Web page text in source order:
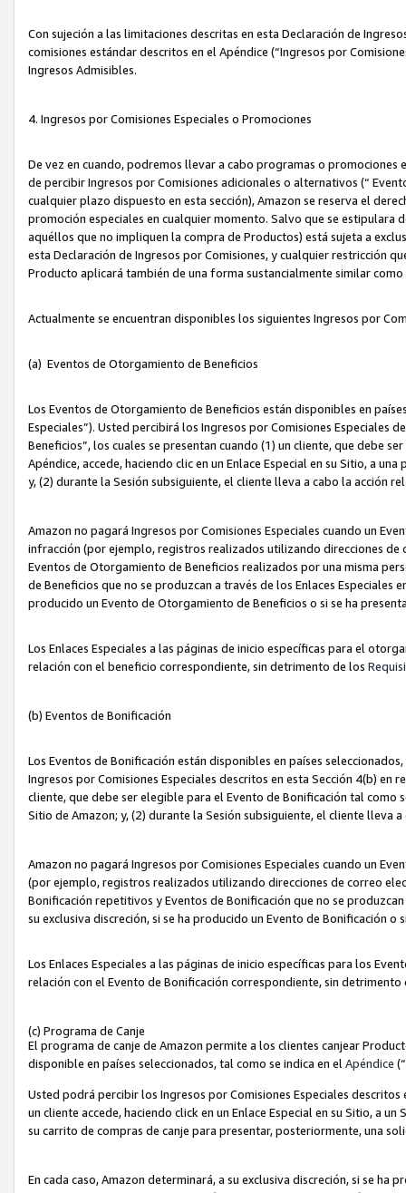
Con sujeción a las limitaciones descritas en esta Declaración de
comisiones estándar descritos en el Apéndice (“Ingresos por
Ingresos Admisibles.
4. Ingresos por Comisiones Especiales o Promociones
De vez en cuando, podremos llevar a cabo programas o
de percibir Ingresos por Comisiones adicionales o alternativos (“
cualquier plazo dispuesto en esta sección), Amazon se reserva el
promoción especiales en cualquier momento. Salvo que se
aquéllos que no impliquen la compra de Productos) está sujeta a
esta Declaración de Ingresos por Comisiones, y cualquier restricción
Producto aplicará también de una forma sustancialmente similar
Actualmente se encuentran disponibles los siguientes Ingresos por
(a) Eventos de Otorgamiento de Beneficios
Los Eventos de Otorgamiento de Beneficios están disponibles en
Especiales”). Usted percibirá los Ingresos por Comisiones Especiales
Beneficios”, los cuales se presentan cuando (1) un cliente, que debe
Apéndice, accede, haciendo clic en un Enlace Especial en su Sitio, a
y, (2) durante la Sesión subsiguiente, el cliente lleva a cabo la acción
Amazon no pagará Ingresos por Comisiones Especiales cuando un
infracción (por ejemplo, registros realizados utilizando direcciones
Eventos de Otorgamiento de Beneficios realizados por una misma
de Beneficios que no se produzcan a través de los Enlaces Especiales
producido un Evento de Otorgamiento de Beneficios o si se ha
Los Enlaces Especiales a las páginas de inicio específicas para el
relación con el beneficio correspondiente, sin detrimento de los
(b) Eventos de Bonificación
Los Eventos de Bonificación están disponibles en países
Ingresos por Comisiones Especiales descritos en esta Sección 4(b) en
cliente, que debe ser elegible para el Evento de Bonificación tal como
Sitio de Amazon; y, (2) durante la Sesión subsiguiente, el cliente lleva
Amazon no pagará Ingresos por Comisiones Especiales cuando un
(por ejemplo, registros realizados utilizando direcciones de correo
Bonificación repetitivos y Eventos de Bonificación que no se
su exclusiva discreción, si se ha producido un Evento de Bonificación
Los Enlaces Especiales a las páginas de inicio específicas para los
relación con el Evento de Bonificación correspondiente, sin
(c) Programa de Canje
El programa de canje de Amazon permite a los clientes canjear
disponible en países seleccionados, tal como se indica en el Apéndice
Usted podrá percibir los Ingresos por Comisiones Especiales
un cliente accede, haciendo click en un Enlace Especial en su Sitio, a
su carrito de compras de canje para presentar, posteriormente, una
En cada caso, Amazon determinará, a su exclusiva discreción, si se